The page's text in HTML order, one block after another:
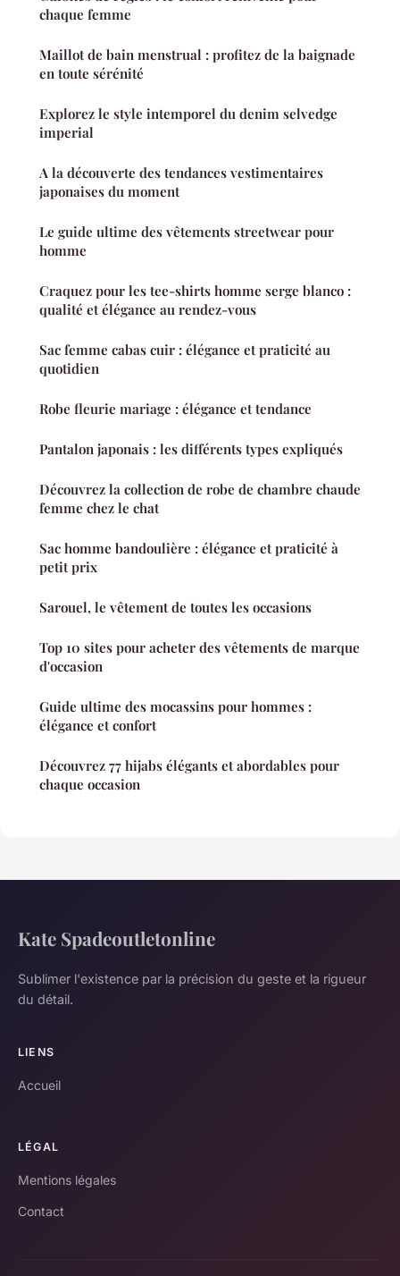
chaque femme
Maillot de bain menstrual : profitez de la baignade
en toute sérénité
Explorez le style intemporel du denim selvedge
imperial
A la découverte des tendances vestimentaires
japonaises du moment
Le guide ultime des vêtements streetwear pour
homme
Craquez pour les tee-shirts homme serge blanco :
qualité et élégance au rendez-vous
Sac femme cabas cuir : élégance et praticité au
quotidien
Robe fleurie mariage : élégance et tendance
Pantalon japonais : les différents types expliqués
Découvrez la collection de robe de chambre chaude
femme chez le chat
Sac homme bandoulière : élégance et praticité à
petit prix
Sarouel, le vêtement de toutes les occasions
Top 10 sites pour acheter des vêtements de marque
d'occasion
Guide ultime des mocassins pour hommes :
élégance et confort
Découvrez 77 hijabs élégants et abordables pour
chaque occasion
Kate Spadeoutletonline
Sublimer l'existence par la précision du geste et la rigueur
du détail.
LIENS
Accueil
LÉGAL
Mentions légales
Contact